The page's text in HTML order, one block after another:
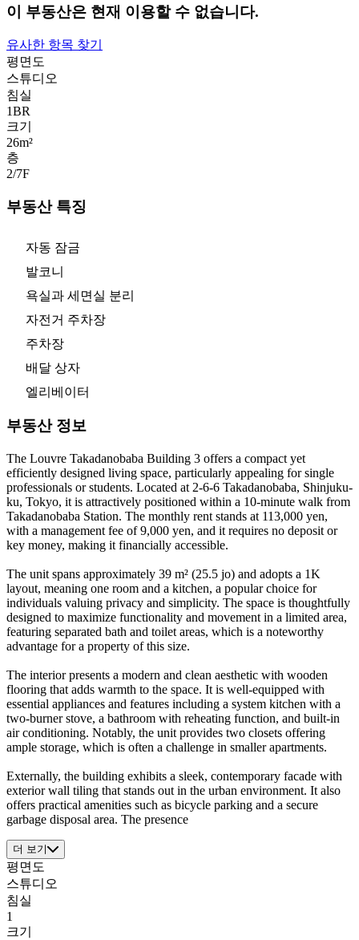
이 부동산은 현재 이용할 수 없습니다.
유사한 항목 찾기
평면도
스튜디오
침실
1BR
크기
26m²
층
2/7F
부동산 특징
자동 잠금
발코니
욕실과 세면실 분리
자전거 주차장
주차장
배달 상자
엘리베이터
부동산 정보
The Louvre Takadanobaba Building 3 offers a compact yet
efficiently designed living space, particularly appealing for single
professionals or students. Located at 2-6-6 Takadanobaba, Shinjuku-
ku, Tokyo, it is attractively positioned within a 10-minute walk from
Takadanobaba Station. The monthly rent stands at 113,000 yen,
with a management fee of 9,000 yen, and it requires no deposit or
key money, making it financially accessible.
The unit spans approximately 39 m² (25.5 jo) and adopts a 1K
layout, meaning one room and a kitchen, a popular choice for
individuals valuing privacy and simplicity. The space is thoughtfully
designed to maximize functionality and movement in a limited area,
featuring separated bath and toilet areas, which is a noteworthy
advantage for a property of this size.
The interior presents a modern and clean aesthetic with wooden
flooring that adds warmth to the space. It is well-equipped with
essential appliances and features including a system kitchen with a
two-burner stove, a bathroom with reheating function, and built-in
air conditioning. Notably, the unit provides two closets offering
ample storage, which is often a challenge in smaller apartments.
Externally, the building exhibits a sleek, contemporary facade with
exterior wall tiling that stands out in the urban environment. It also
offers practical amenities such as bicycle parking and a secure
garbage disposal area. The presence
더 보기
평면도
스튜디오
침실
1
크기